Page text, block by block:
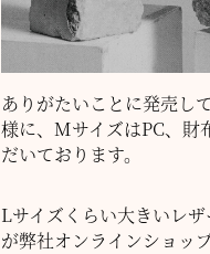
ありがたいことに発売し
様に、MサイズはPC、財
だいております。
Lサイズくらい大きいレ
が弊社オンラインショッ